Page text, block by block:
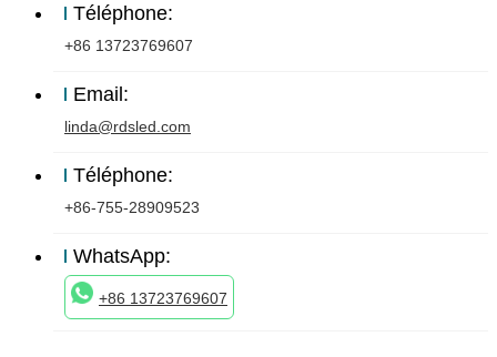
Téléphone:
+86 13723769607
Email:
linda@rdsled.com
Téléphone:
+86-755-28909523
WhatsApp:
+86 13723769607